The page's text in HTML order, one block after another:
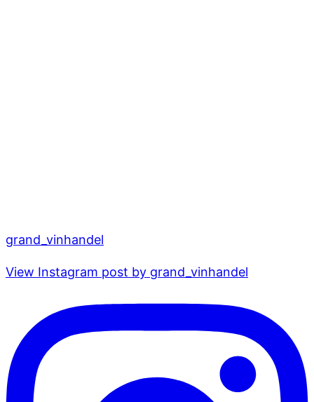
grand_vinhandel
View Instagram post by grand_vinhandel